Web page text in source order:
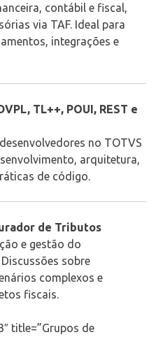
contábil e fiscal,
via TAF. Ideal para
integrações e
TL++, POUI, REST e
no TOTVS
arquitetura,
de código.
de Tributos
e gestão do
sobre
complexos e
fiscais.
title=”Grupos de